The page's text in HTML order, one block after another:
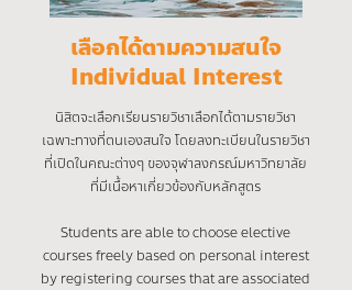
เลือกได้ตามความสนใจ
Individual Interest
นิสิตจะเลือกเรียนรายวิชาเลือกได้ตามรายวิชา
เฉพาะทางที่ตนเองสนใจ โดยลงทะเบียนในรายวิชา
ที่เปิดในคณะต่างๆ ของจุฬาลงกรณ์มหาวิทยาลัย
ที่มีเนื้อหาเกี่ยวข้องกับหลักสูตร
Students are able to choose elective
courses freely based on personal interest
by registering courses that are associated